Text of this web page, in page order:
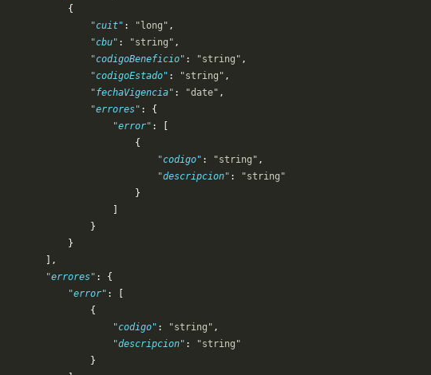
            {
                "cuit"
: "long" ,
                "cbu"
: "string" ,
                "codigoBeneficio"
: "string" ,
                "codigoEstado"
: "string" ,
                "fechaVigencia"
: "date" ,
                "errores"
: {
                    "error"
: [
                        {
                            "codigo"
: "string" ,
                            "descripcion"
:
"string"
                        }
                }
            }
        ],
        "errores"
: {
            "error"
: [
                {
                    "codigo"
: "string" ,
                    "descripcion"
:
"string"
                }